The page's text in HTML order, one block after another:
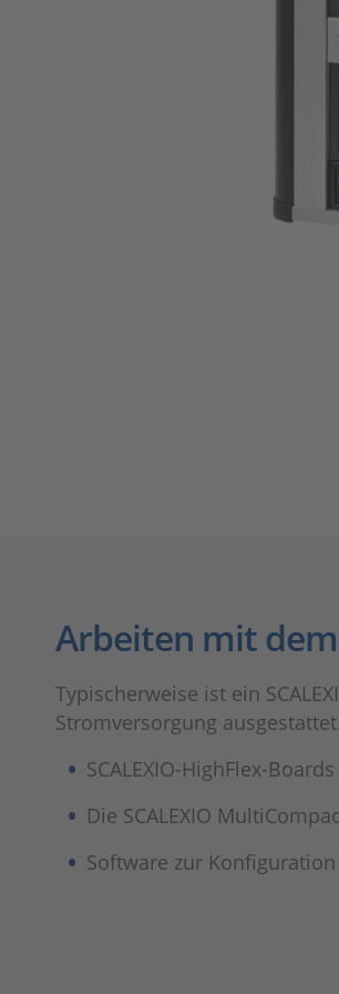
Arbeiten mit dem
Typischerweise ist ein
Stromversorgung
SCALEXIO-HighFlex-
Die SCALEXIO
Software zur